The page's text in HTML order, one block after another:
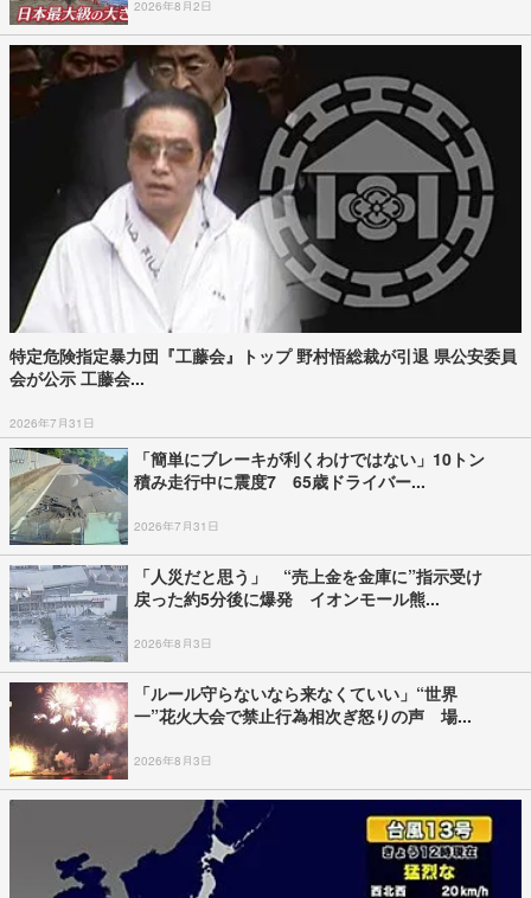
2026年8月2日
特定危険指定暴力団『工藤会』トップ 野村悟総裁が引退 県公安委員
会が公示 工藤会...
2026年7月31日
「簡単にブレーキが利くわけではない」10トン
積み走行中に震度7 65歳ドライバー...
2026年7月31日
「人災だと思う」 “売上金を金庫に”指示受け
戻った約5分後に爆発 イオンモール熊...
2026年8月3日
「ルール守らないなら来なくていい」“世界
一”花火大会で禁止行為相次ぎ怒りの声 場...
2026年8月3日